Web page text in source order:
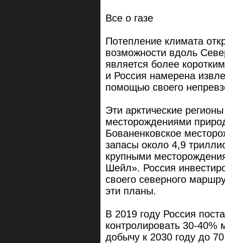
Все о газе
Потепление климата
возможности вдоль
является более
и Россия намерена
помощью своего
Эти арктические
месторождениями
Бованенковское
запасы около 4,9
крупными
Шейл». Россия
своего северного
эти планы.
В 2019 году Россия
контролировать 30-40%
добычу к 2030 году до